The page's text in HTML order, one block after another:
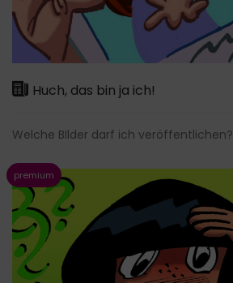
Huch, das bin ja ich!
Welche BIlder darf ich veröffentlichen?